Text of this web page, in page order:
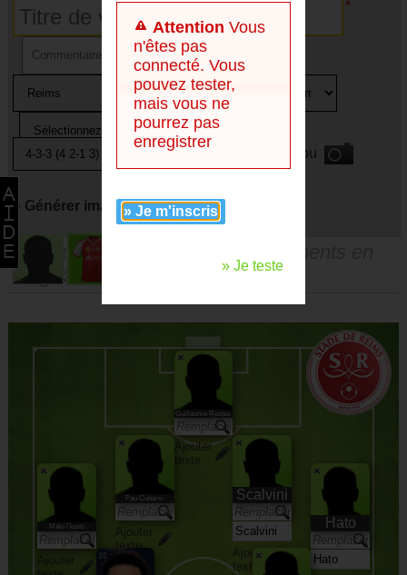
ou
» Générer image avec
Vous pouvez faire des remplacements en
drag & droppant les joueurs.
Guillaume Restes
Ajouter
texte
Malo Gusto
Pau Cubarsí
Ajouter
texte
Scalvini
Ajouter
texte
Hato
Attention Vous
n'êtes pas
connecté. Vous
pouvez tester,
mais vous ne
pourrez pas
enregistrer
» Je m'inscris
» Je teste